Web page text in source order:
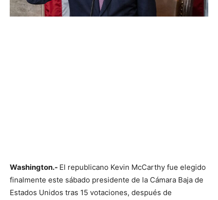
Washington.- El republicano Kevin McCarthy fue elegido
finalmente este sábado presidente de la Cámara Baja de
Estados Unidos tras 15 votaciones, después de